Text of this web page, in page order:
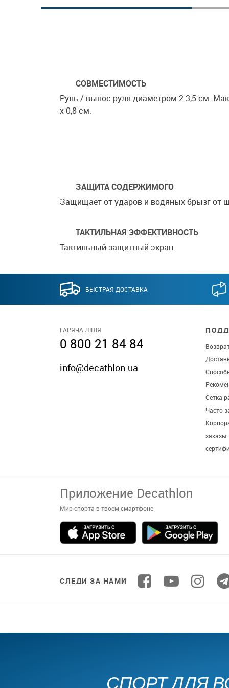
СОВМЕСТИМОСТЬ
Руль / вынос руля диаметром 2-3,5 см.
x 0,8 см.
ЗАЩИТА СОДЕРЖИМОГО
Защищает от ударов и водяных брызг от
ТАКТИЛЬНАЯ ЭФФЕКТИВНОСТЬ
Тактильный защитный экран.
БЫСТРАЯ ДОСТАВКА
ГАРЯЧА ЛІНІЯ
0 800 21 84 84
info@decathlon.ua
Сетка
Часто
Приложение Decathlon
Мир спорта в твоем смартфоне
СЛЕДИ ЗА НАМИ
СПОРТ ДЛЯ